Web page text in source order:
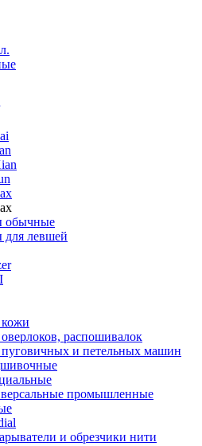
левшей
распошивалок
и петельных машин
промышленные
и обрезчики нити